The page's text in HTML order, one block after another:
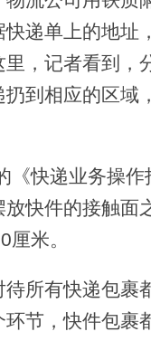
递单上的地址
，记者看到，
到相应的区域
快递业务操作
快件的接触面
米。
所有快递包裹
节，快件包裹